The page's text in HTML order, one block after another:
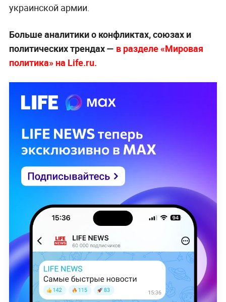
украинской армии.
Больше аналитики о конфликтах, союзах и
политических трендах — в разделе «Мировая
политика» на Life.ru.